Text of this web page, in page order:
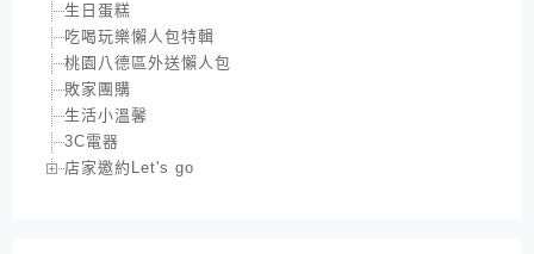
生日蛋糕
吃喝玩樂懶人包特輯
桃園八德區外送懶人包
敗家團購
生活小溫馨
3C電器
店家邀約Let's go